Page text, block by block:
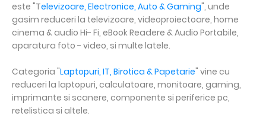
este "Televizoare, Electronice, Auto & Gaming", unde
gasim reduceri la televizoare, videoproiectoare, home
cinema & audio Hi- Fi, eBook Readere & Audio Portabile,
aparatura foto - video, si multe latele.
Categoria "Laptopuri, IT, Birotica & Papetarie" vine cu
reduceri la laptopuri, calculatoare, monitoare, gaming,
imprimante si scanere, componente si periferice pc,
retelistica si altele.